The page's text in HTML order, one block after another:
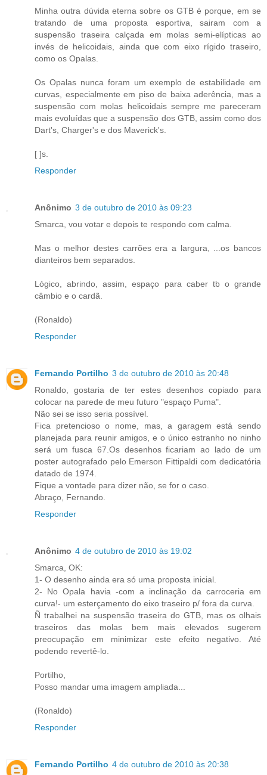
Minha outra dúvida eterna sobre os GTB é porque, em se
tratando de uma proposta esportiva, sairam com a
suspensão traseira calçada em molas semi-elípticas ao
invés de helicoidais, ainda que com eixo rígido traseiro,
como os Opalas.
Os Opalas nunca foram um exemplo de estabilidade em
curvas, especialmente em piso de baixa aderência, mas a
suspensão com molas helicoidais sempre me pareceram
mais evoluídas que a suspensão dos GTB, assim como dos
Dart's, Charger's e dos Maverick's.
[ ]s.
Responder
Anônimo 3 de outubro de 2010 às 09:23
Smarca, vou votar e depois te respondo com calma.
Mas o melhor destes carrões era a largura, ...os bancos
dianteiros bem separados.
Lógico, abrindo, assim, espaço para caber tb o grande
câmbio e o cardã.
(Ronaldo)
Responder
Fernando Portilho 3 de outubro de 2010 às 20:48
Ronaldo, gostaria de ter estes desenhos copiado para
colocar na parede de meu futuro "espaço Puma".
Não sei se isso seria possível.
Fica pretencioso o nome, mas, a garagem está sendo
planejada para reunir amigos, e o único estranho no ninho
será um fusca 67.Os desenhos ficariam ao lado de um
poster autografado pelo Emerson Fittipaldi com dedicatória
datado de 1974.
Fique a vontade para dizer não, se for o caso.
Abraço, Fernando.
Responder
Anônimo 4 de outubro de 2010 às 19:02
Smarca, OK:
1- O desenho ainda era só uma proposta inicial.
2- No Opala havia -com a inclinação da carroceria em
curva!- um esterçamento do eixo traseiro p/ fora da curva.
Ñ trabalhei na suspensão traseira do GTB, mas os olhais
traseiros das molas bem mais elevados sugerem
preocupação em minimizar este efeito negativo. Até
podendo revertê-lo.
Portilho,
Posso mandar uma imagem ampliada...
(Ronaldo)
Responder
Fernando Portilho 4 de outubro de 2010 às 20:38